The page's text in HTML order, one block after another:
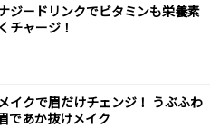
ジードリンクでビタミンも栄養素
チャージ！
イクで眉だけチェンジ！ うぶふわ
であか抜けメイク